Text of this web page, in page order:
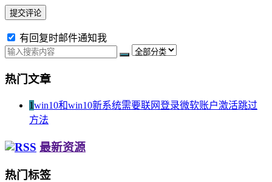
有回复时邮件通知我
热门文章
1win10和win10新系统需要联网登录微软账户激活跳过
方法
最新资源
热门标签